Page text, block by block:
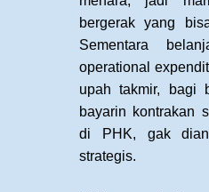
bergerak yang
Sementara
operational
upah takmir, bagi
bayarin kontrakan
di PHK, gak
strategis.